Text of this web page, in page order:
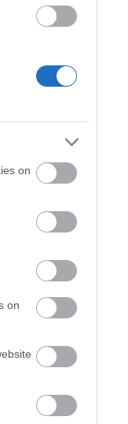
on
on
járó
itthon
is,
2014.
január